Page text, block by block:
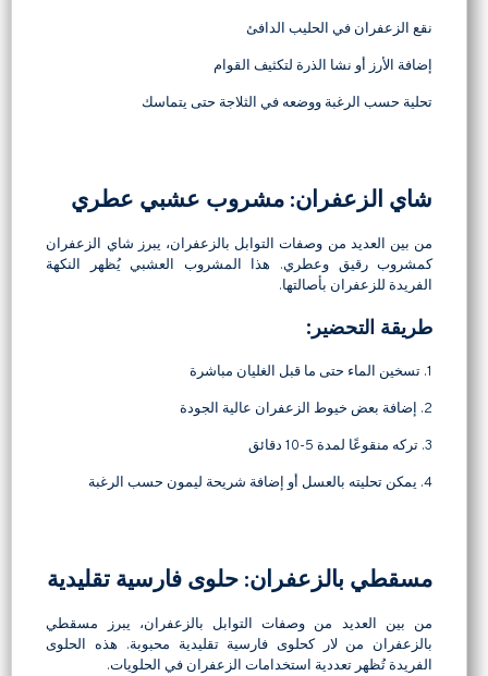
نقع الزعفران في الحليب الدافئ
إضافة الأرز أو نشا الذرة لتكثيف القوام
تحلية حسب الرغبة ووضعه في الثلاجة حتى يتماسك
شاي الزعفران: مشروب عشبي عطري
من بين العديد من وصفات التوابل بالزعفران، يبرز شاي الزعفران
كمشروب رقيق وعطري. هذا المشروب العشبي يُظهر النكهة
الفريدة للزعفران بأصالتها.
طريقة التحضير:
1. تسخين الماء حتى ما قبل الغليان مباشرة
2. إضافة بعض خيوط الزعفران عالية الجودة
3. تركه منقوعًا لمدة 5-10 دقائق
4. يمكن تحليته بالعسل أو إضافة شريحة ليمون حسب الرغبة
مسقطي بالزعفران: حلوى فارسية تقليدية
من بين العديد من وصفات التوابل بالزعفران، يبرز مسقطي
بالزعفران من لار كحلوى فارسية تقليدية محبوبة. هذه الحلوى
الفريدة تُظهر تعددية استخدامات الزعفران في الحلويات.